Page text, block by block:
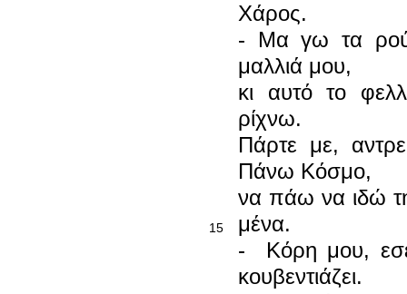
15
Χάρος.
- Μα γω τα
μαλλιά μου,
κι αυτό το
ρίχνω.
Πάρτε με,
Πάνω Κόσμο,
να πάω να ιδώ
μένα.
- Κόρη μου,
κουβεντιάζει.